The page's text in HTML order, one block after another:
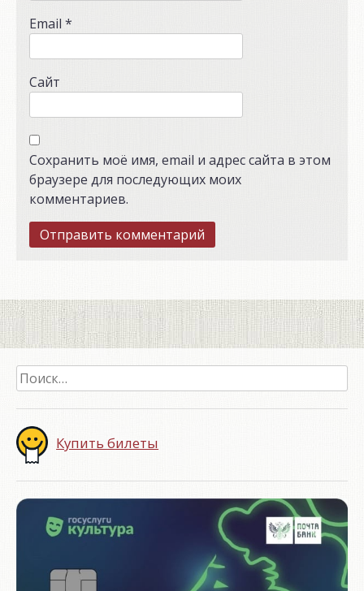
Email *
Сайт
Сохранить моё имя, email и адрес сайта в этом
браузере для последующих моих
комментариев.
Найти:
Купить билеты